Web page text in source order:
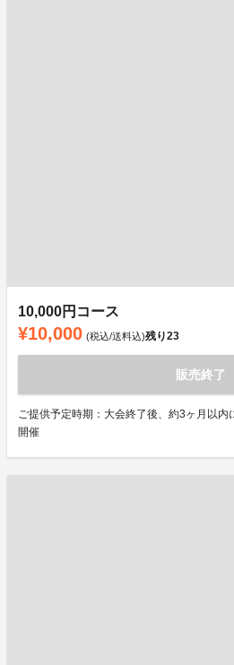
10,000円コース
¥10,000 (税込/送料込)残り23
販売終了
ご提供予定時期：大会終了後、約3ヶ月以内
開催